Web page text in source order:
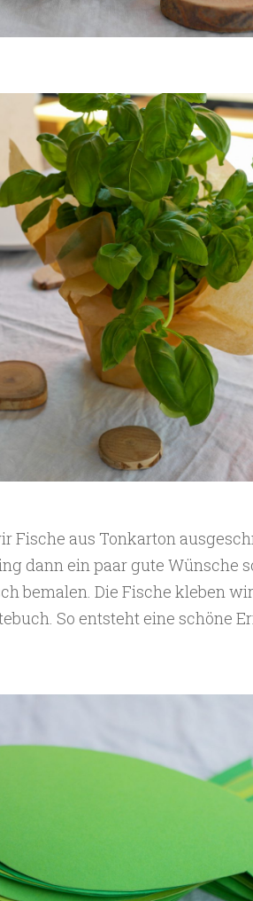
Fische aus Tonkarton
dann ein paar gute Wünsche
bemalen. Die Fische kleben
So entsteht eine schöne